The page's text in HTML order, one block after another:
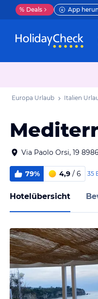
% Deals App
Europa Urlaub Italien
Via Paolo Orsi, 19
79% 4,9 / 6 35
Hotelübersicht